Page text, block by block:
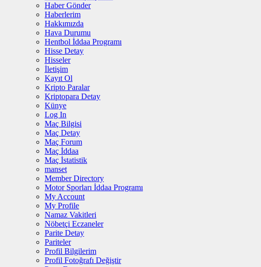
Haber Gönder
Haberlerim
Hakkımızda
Hava Durumu
Hentbol İddaa Programı
Hisse Detay
Hisseler
İletişim
Kayıt Ol
Kripto Paralar
Kriptopara Detay
Künye
Log In
Maç Bilgisi
Maç Detay
Maç Forum
Maç İddaa
Maç İstatistik
manset
Member Directory
Motor Sporları İddaa Programı
My Account
My Profile
Namaz Vakitleri
Nöbetçi Eczaneler
Parite Detay
Pariteler
Profil Bilgilerim
Profil Fotoğrafı Değiştir